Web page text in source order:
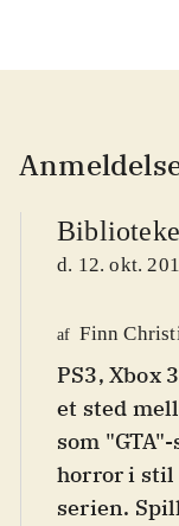
d. 12. okt.
af Finn
PS3, Xbox
et sted
som
horror i stil
serien.